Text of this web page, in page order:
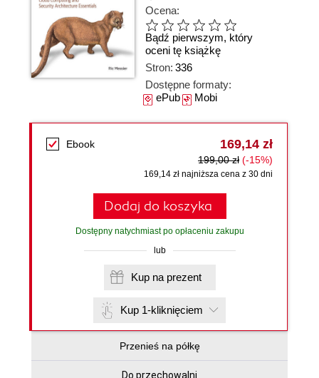
Ocena:
Bądź pierwszym, który
oceni tę książkę
Stron: 336
Dostępne formaty:
ePubMobi
Ebook 169,14 zł
199,00 zł (-15%)
169,14 zł najniższa cena z 30 dni
Dodaj do koszyka
Dostępny natychmiast po opłaceniu zakupu
lub
Kup na prezent
Kup 1-kliknięciem
Przenieś na półkę
Do przechowalni